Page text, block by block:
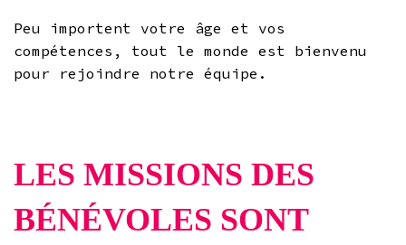
Peu importent votre âge et vos
compétences, tout le monde est bienvenu
pour rejoindre notre équipe.
LES MISSIONS DES
BÉNÉVOLES SONT